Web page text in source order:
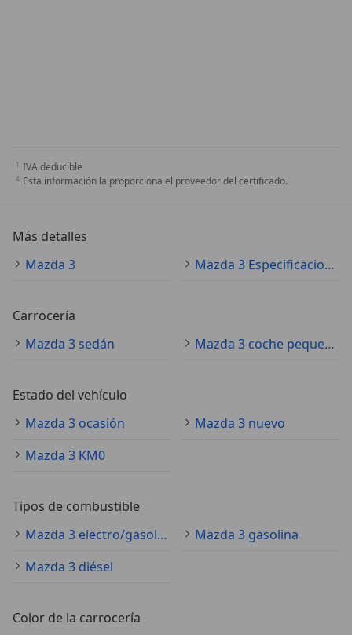
IVA deducible
Esta información la proporciona el proveedor del certificado.
Más detalles
Mazda 3
Mazda 3 Especificaciones técnicas
Carrocería
Mazda 3 sedán
Mazda 3 coche pequeño
Estado del vehículo
Mazda 3 ocasión
Mazda 3 nuevo
Mazda 3 KM0
Tipos de combustible
Mazda 3 electro/gasolina
Mazda 3 gasolina
Mazda 3 diésel
Color de la carrocería